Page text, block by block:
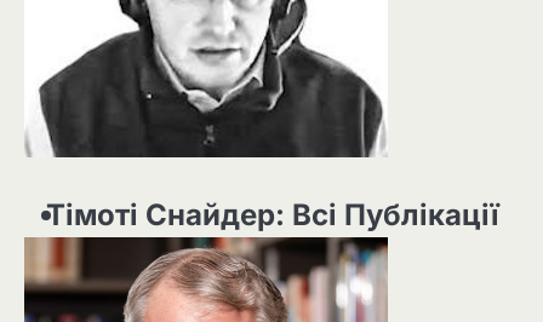
Тімоті Снайдер: Всі Публікації